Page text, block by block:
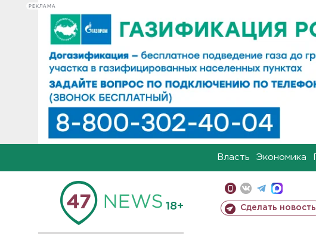
РЕКЛАМА
Власть Экономика
18+ Сделать новость